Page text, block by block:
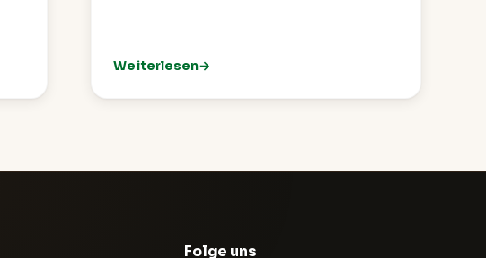
Fest für unsere Vereinsgemeinschaft
Weiterlesen
: Unsere neue Website ist live!
Folge uns